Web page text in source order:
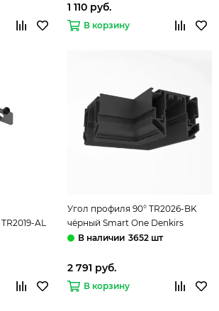
1 110 руб.
В корзину
AL
Denkirs
Угол профиля 90° TR2026-BK
чёрный Smart One Denkirs
3652 шт
2 791 руб.
В корзину